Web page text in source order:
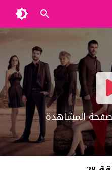
لصفحة المشاهدة